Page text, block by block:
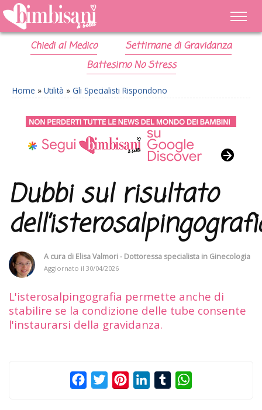
Chiedi al Medico
Settimane di Gravidanza
Battesimo No Stress
Home » Utilità » Gli Specialisti Rispondono
Dubbi sul risultato
A cura di Elisa Valmori - Dottoressa specialista in Ginecologia
Aggiornato il 30/04/2026
L'isterosalpingografia permette anche di
stabilire se la condizione delle tube consente
l'instaurarsi della gravidanza.
FacebookTwitterPinterestLinkedInTumblr